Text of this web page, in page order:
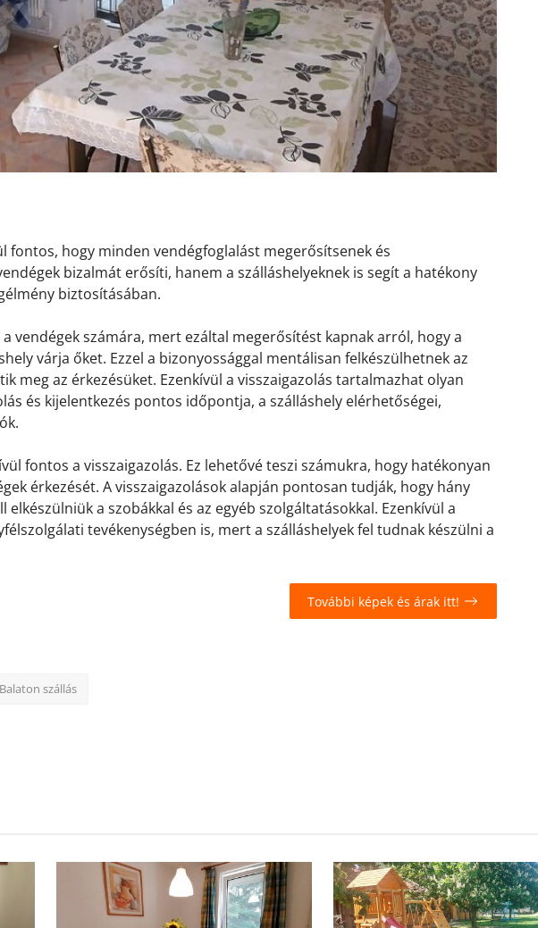
fontos, hogy minden vendégfoglalást megerősítsenek és
bizalmát erősíti, hanem a szálláshelyeknek is segít a hatékony
biztosításában.
vendégek számára, mert ezáltal megerősítést kapnak arról, hogy a
várja őket. Ezzel a bizonyossággal mentálisan felkészülhetnek az
meg az érkezésüket. Ezenkívül a visszaigazolás tartalmazhat olyan
és kijelentkezés pontos időpontja, a szálláshely elérhetőségei,
fontos a visszaigazolás. Ez lehetővé teszi számukra, hogy hatékonyan
érkezését. A visszaigazolások alapján pontosan tudják, hogy hány
elkészülniük a szobákkal és az egyéb szolgáltatásokkal. Ezenkívül a
tevékenységben is, mert a szálláshelyek fel tudnak készülni a
További képek és árak itt!
Balaton szállás